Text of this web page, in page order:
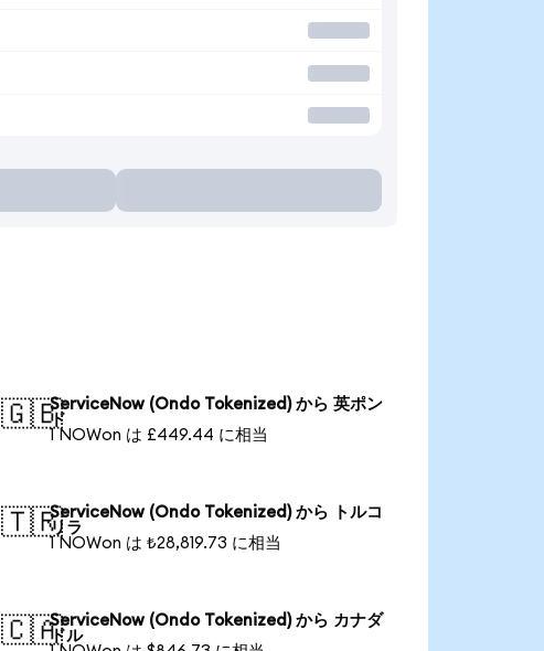
🇬🇧ServiceNow (Ondo Tokenized) から 英ポン
ド
1 NOWon は £449.44 に相当
🇹🇷ServiceNow (Ondo Tokenized) から トルコ
リラ
1 NOWon は ₺28,819.73 に相当
🇨🇦ServiceNow (Ondo Tokenized) から カナダ
ドル